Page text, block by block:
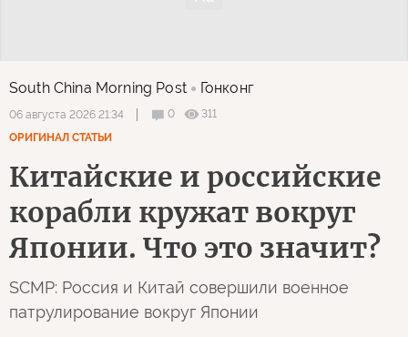
South China Morning Post Гонконг
06 августа 2026 21:34 0
311
ОРИГИНАЛ СТАТЬИ
Китайские и российские
корабли кружат вокруг
Японии. Что это значит?
SCMP: Россия и Китай совершили военное
патрулирование вокруг Японии